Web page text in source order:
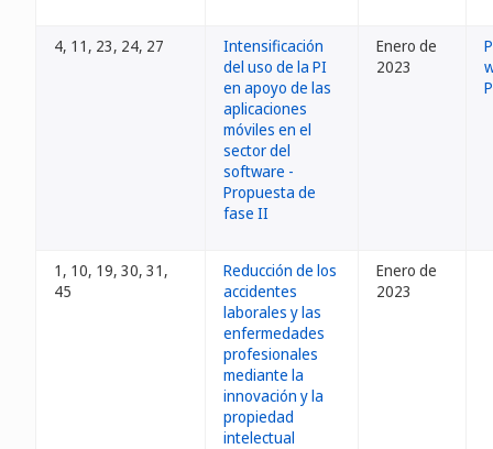
4, 11, 23, 24, 27
Intensificación
del uso de la PI
en apoyo de las
aplicaciones
móviles en el
sector del
software -
Propuesta de
fase II
Enero de
2023
1, 10, 19, 30, 31,
45
Reducción de los
accidentes
laborales y las
enfermedades
profesionales
mediante la
innovación y la
propiedad
intelectual
Enero de
2023